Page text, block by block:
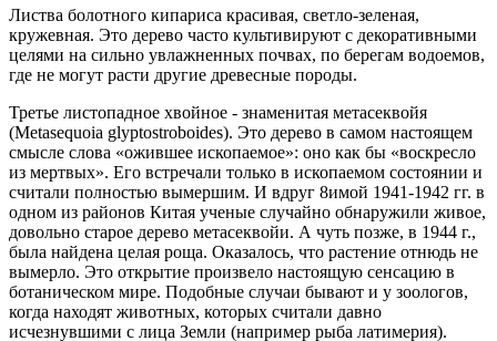
Листва болотного кипариса красивая, светло-зеленая,
кружевная. Это дерево часто культивируют с декоративными
целями на сильно увлажненных почвах, по берегам водоемов,
где не могут расти другие древесные породы.
Третье листопадное хвойное - знаменитая метасеквойя
(Metasequoia glyptostroboides). Это дерево в самом настоящем
смысле слова «ожившее ископаемое»: оно как бы «воскресло
из мертвых». Его встречали только в ископаемом состоянии и
считали полностью вымершим. И вдруг 8имой 1941-1942 гг. в
одном из районов Китая ученые случайно обнаружили живое,
довольно старое дерево метасеквойи. А чуть позже, в 1944 г.,
была найдена целая роща. Оказалось, что растение отнюдь не
вымерло. Это открытие произвело настоящую сенсацию в
ботаническом мире. Подобные случаи бывают и у зоологов,
когда находят животных, которых считали давно
исчезнувшими с лица Земли (например рыба латимерия).